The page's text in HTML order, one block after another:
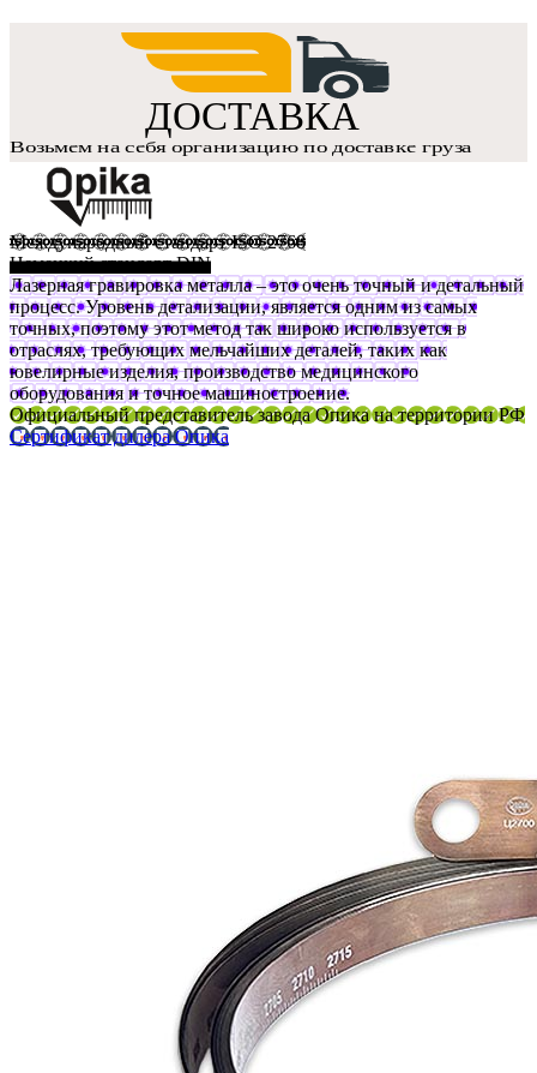
Международный стандарт ISO 2768
Немецкий стандарт DIN
Лазерная гравировка металла – это очень точный и детальный
процесс. Уровень детализации, является одним из самых
точных, поэтому этот метод так широко используется в
отраслях, требующих мельчайших деталей, таких как
ювелирные изделия, производство медицинского
оборудования и точное машиностроение.
Официальный представитель завода Опика на территории РФ
Сертификат дилера Опика